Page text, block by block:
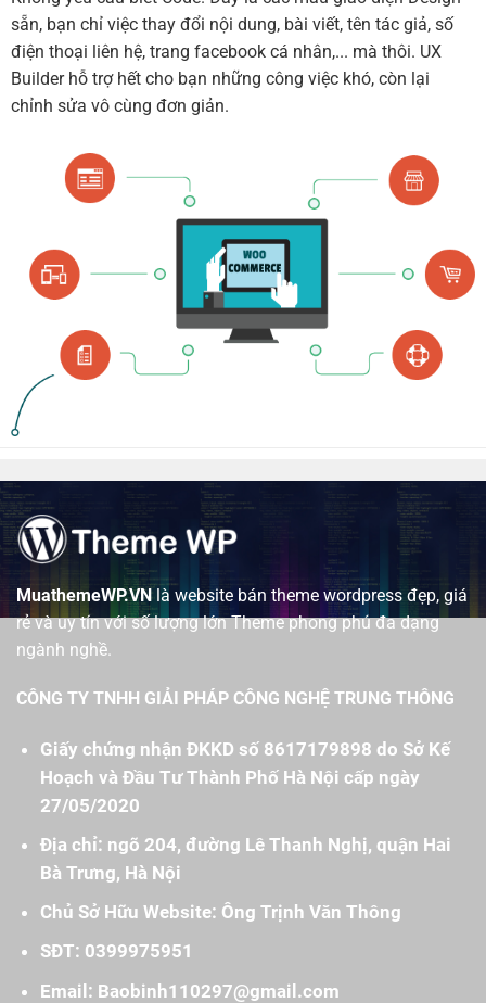
sẵn, bạn chỉ việc thay đổi nội dung, bài viết, tên tác giả, số
điện thoại liên hệ, trang facebook cá nhân,... mà thôi. UX
Builder hỗ trợ hết cho bạn những công việc khó, còn lại
chỉnh sửa vô cùng đơn giản.
MuathemeWP.VNlà website bán theme wordpress đẹp, giá
rẻ và uy tín với số lượng lớn Theme phong phú đa dạng
ngành nghề.
CÔNG TY TNHH GIẢI PHÁP CÔNG NGHỆ TRUNG THÔNG
Giấy chứng nhận ĐKKD số 8617179898 do Sở Kế
Hoạch và Đầu Tư Thành Phố Hà Nội cấp ngày
27/05/2020
Địa chỉ: ngõ 204, đường Lê Thanh Nghị, quận Hai
Bà Trưng, Hà Nội
Chủ Sở Hữu Website: Ông Trịnh Văn Thông
SĐT: 0399975951
Email: Baobinh110297@gmail.com